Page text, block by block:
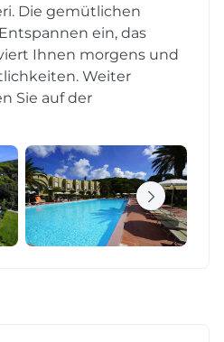
Die gemütlichen
ein, das
Ihnen morgens und
Weiter
Sie auf der